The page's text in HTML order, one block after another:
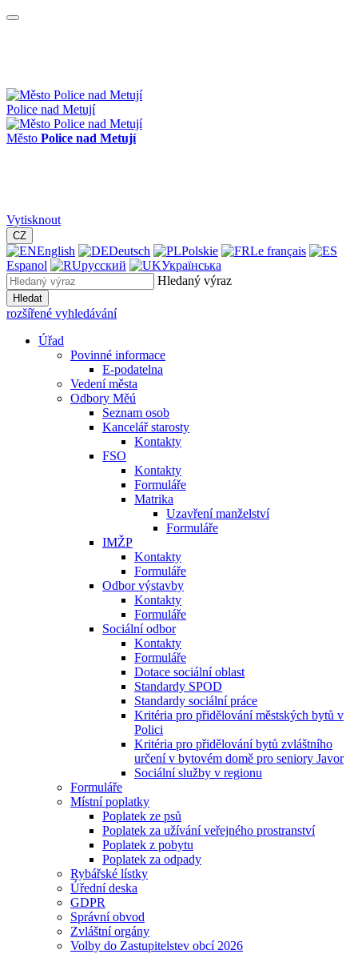
Police nad Metují
Město Police nad Metují
Vytisknout
CZ
English Deutsch Polskie
Le français
Espanol
русский
Українська
Hledaný výraz
Hledat
rozšířené vyhledávání
Úřad
Povinné informace
E-podatelna
Vedení města
Odbory Měú
Seznam osob
Kancelář starosty
Kontakty
FSO
Kontakty
Formuláře
Matrika
Uzavření manželství
Formuláře
IMŽP
Kontakty
Formuláře
Odbor výstavby
Kontakty
Formuláře
Sociální odbor
Kontakty
Formuláře
Dotace sociální oblast
Standardy SPOD
Standardy sociální práce
Kritéria pro přidělování městských bytů v
Polici
Kritéria pro přidělování bytů zvláštního
určení v bytovém domě pro seniory Javor
Sociální služby v regionu
Formuláře
Místní poplatky
Poplatek ze psů
Poplatek za užívání veřejného prostranství
Poplatek z pobytu
Poplatek za odpady
Rybářské lístky
Úřední deska
GDPR
Správní obvod
Zvláštní orgány
Volby do Zastupitelstev obcí 2026